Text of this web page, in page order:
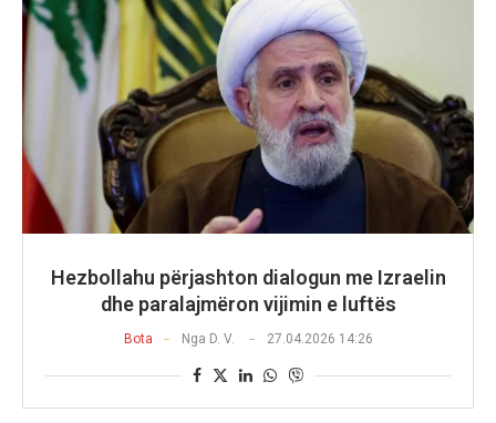
Hezbollahu përjashton dialogun me Izraelin
dhe paralajmëron vijimin e luftës
Bota Nga D. V. 27.04.2026 14:26